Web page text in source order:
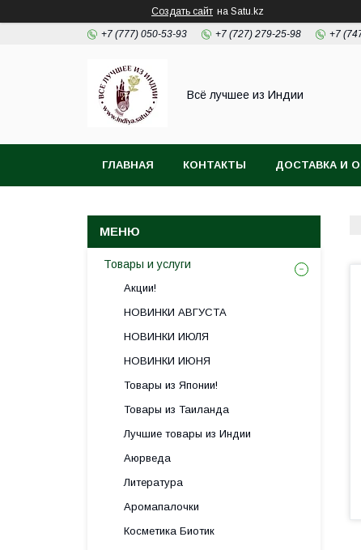
Создать сайт на Satu.kz
+7 (777) 050-53-93 +7 (727) 279-25-98 +7
Всё лучшее из Индии
ГЛАВНАЯ КОНТАКТЫ ДОСТАВКА И
Товары и услуги
Акции!
НОВИНКИ АВГУСТА
НОВИНКИ ИЮЛЯ
НОВИНКИ ИЮНЯ
Товары из Японии!
Товары из Таиланда
Лучшие товары из Индии
Аюрведа
Литература
Аромапалочки
Косметика Биотик